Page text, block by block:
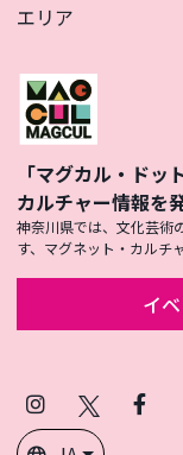
エリア
「マグカル・ドッ
カルチャー情報を
神奈川県では、文化芸術
す、マグネット・カルチ
イ
Instagram
(Twitter)